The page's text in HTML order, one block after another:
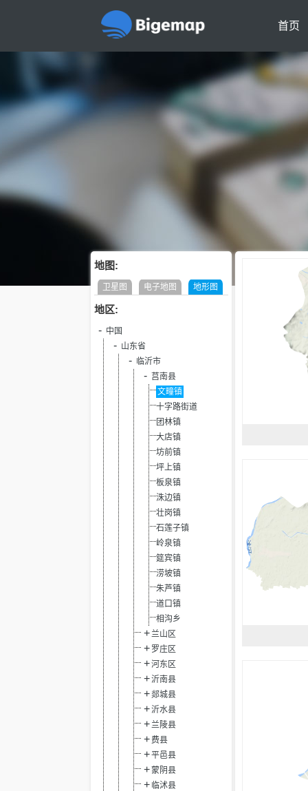
首页
地图:
卫星图 电子地图 地形图
地区:
中国
山东省
临沂市
莒南县
文疃镇
十字路街道
团林镇
大店镇
坊前镇
坪上镇
板泉镇
洙边镇
壮岗镇
石莲子镇
岭泉镇
筵宾镇
涝坡镇
朱芦镇
道口镇
相沟乡
兰山区
罗庄区
河东区
沂南县
郯城县
沂水县
兰陵县
费县
平邑县
蒙阴县
临沭县